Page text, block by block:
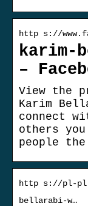
http s://
karim-
–
View the
Karim
connect
others you
people the
http s://pl-
bellarabi-w…